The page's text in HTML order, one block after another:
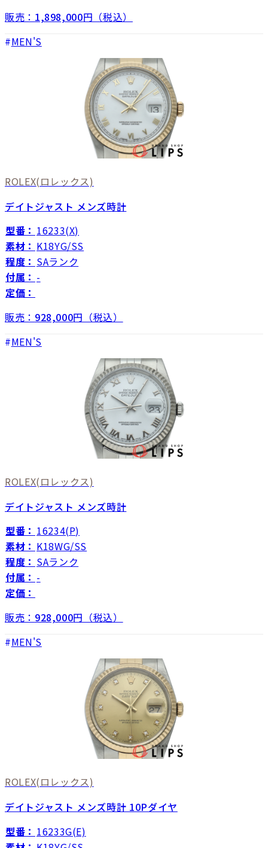
販売： 1,898,000円（税込）
MEN'S
ROLEX(ロレックス)
デイトジャスト メンズ時計
型番： 16233(X)
素材： K18YG/SS
程度： SAランク
付属： -
定価：
販売： 928,000円（税込）
MEN'S
ROLEX(ロレックス)
デイトジャスト メンズ時計
型番： 16234(P)
素材： K18WG/SS
程度： SAランク
付属： -
定価：
販売： 928,000円（税込）
MEN'S
ROLEX(ロレックス)
デイトジャスト メンズ時計 10Pダイヤ
型番： 16233G(E)